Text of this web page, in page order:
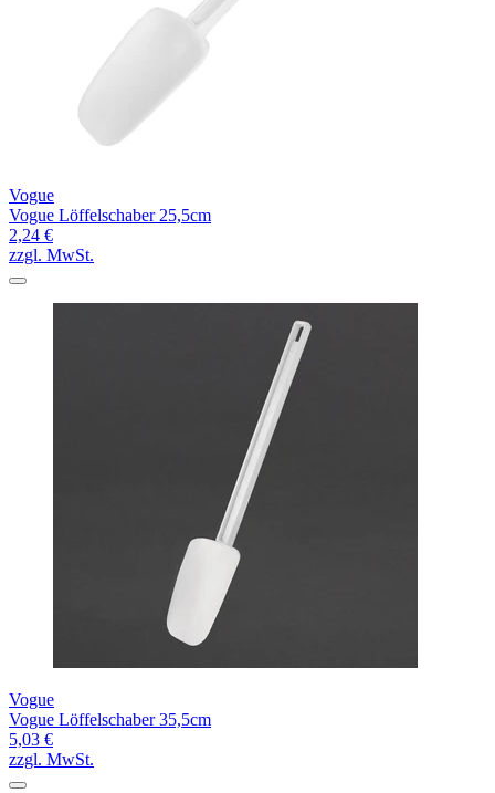
Vogue
Vogue Löffelschaber 25,5cm
2,24 €
zzgl. MwSt.
Vogue
Vogue Löffelschaber 35,5cm
5,03 €
zzgl. MwSt.